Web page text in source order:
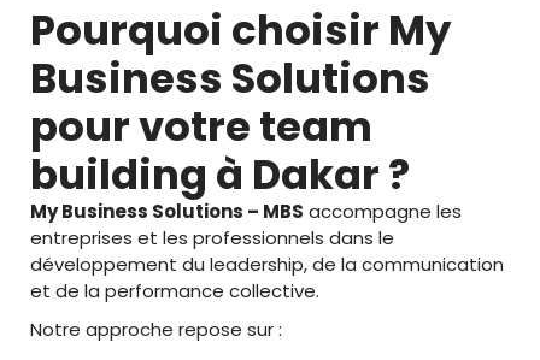
Pourquoi choisir My
Business Solutions
pour votre team
building à Dakar ?
My Business Solutions – MBS accompagne les
entreprises et les professionnels dans le
développement du leadership, de la communication
et de la performance collective.
Notre approche repose sur :